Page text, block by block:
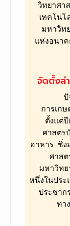
วิทยาศา
เทคโนโ
มหาวิท
แห่งอนา
จัดตั้งส
ปั
การเก
ตั้งแต่
ศาสตร
อาหารซึ่ง
ศาส
มหาวิทย
หนึ่งในประ
ประชาก
ทา